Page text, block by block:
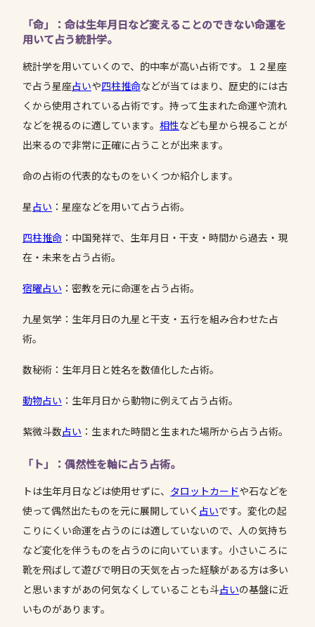
「命」：命は生年月日など変えることのできない命運を
用いて占う統計学。
統計学を用いていくので、的中率が高い占術です。１２星座
で占う星座占いや四柱推命などが当てはまり、歴史的には古
くから使用されている占術です。持って生まれた命運や流れ
などを視るのに適しています。 相性なども星から視ることが
出来るので非常に正確に占うことが出来ます。
命の占術の代表的なものをいくつか紹介します。
星占い ：星座などを用いて占う占術。
四柱推命 ：中国発祥で、生年月日・干支・時間から過去・現
在・未来を占う占術。
宿曜占い ：密教を元に命運を占う占術。
九星気学：生年月日の九星と干支・五行を組み合わせた占
術。
数秘術：生年月日と姓名を数値化した占術。
動物占い ：生年月日から動物に例えて占う占術。
紫微斗数占い ：生まれた時間と生まれた場所から占う占術。
「ト」：偶然性を軸に占う占術。
トは生年月日などは使用せずに、 タロットカードや石などを
使って偶然出たものを元に展開していく 占いです。変化の起
こりにくい命運を占うのには適していないので、人の気持ち
など変化を伴うものを占うのに向いています。小さいころに
靴を飛ばして遊びで明日の天気を占った経験がある方は多い
と思いますがあの何気なくしていることも斗占いの基盤に近
いものがあります。